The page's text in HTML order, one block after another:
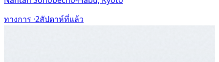
ทางการ ·2สัปดาห์ที่แล้ว